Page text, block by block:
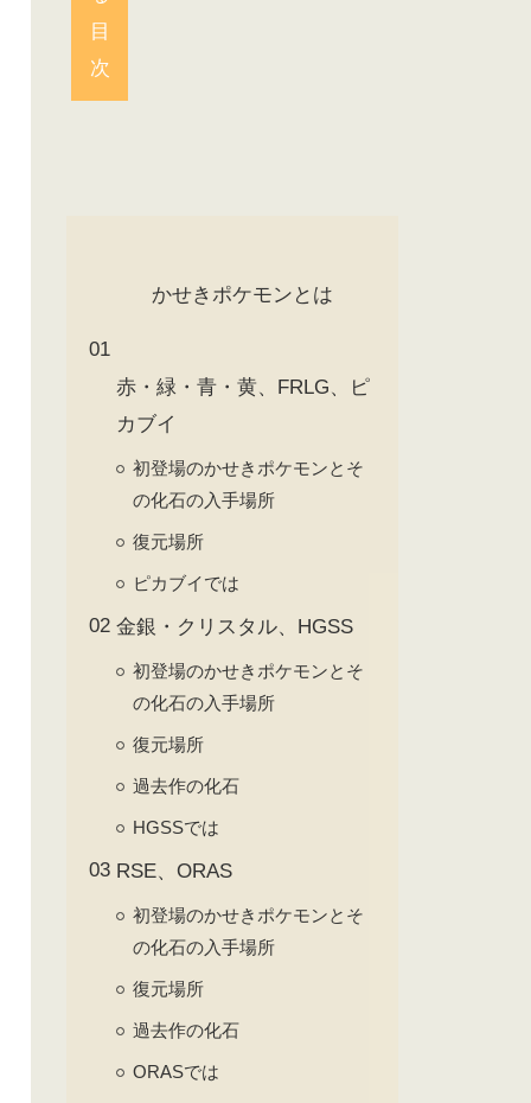
目
次
かせきポケモンとは
赤・緑・青・黄、FRLG、ピ
カブイ
初登場のかせきポケモンとそ
の化石の入手場所
復元場所
ピカブイでは
金銀・クリスタル、HGSS
初登場のかせきポケモンとそ
の化石の入手場所
復元場所
過去作の化石
HGSSでは
RSE、ORAS
初登場のかせきポケモンとそ
の化石の入手場所
復元場所
過去作の化石
ORASでは